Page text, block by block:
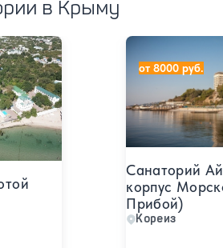
в Крыму
берег
Санаторий
корпус
Прибой)
Кореиз
Санаторий Ай-
от 8000 руб.